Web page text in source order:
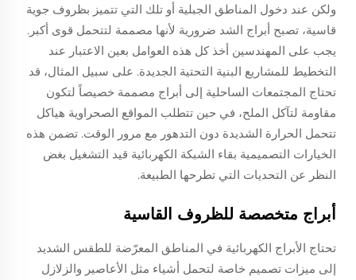
ولكن عند دخول المناطق الجبلية أو تلك التي تتميز بظروف جوية
قاسية، تصبح أبراج الشد ضرورية لأنها مصممة لتتحمل قوى أكبر.
يجب على المهندسين أخذ كل هذه العوامل بعين الاعتبار عند
التخطيط للمشاريع البنية التحتية الجديدة. على سبيل المثال، قد
تحتاج المجتمعات الساحلية إلى أبراج مصممة خصيصاً لتكون
مقاومة لتآكل الملح، في حين تتطلب المواقع الصحراوية هياكل
تتحمل الحرارة الشديدة دون التدهور مع مرور الوقت. تضمن هذه
الخيارات التصميمية بقاء الشبكة الكهربائية قيد التشغيل بغض
النظر عن التحديات التي تطرحها الطبيعة.
أبراج متخصصة للظروف القاسية
تحتاج الأبراج الكهربائية في المناطق المعرّضة للطقس الشديد
إلى ميزات تصميم خاصة لتحمل أشياء مثل الأعاصير والزلازل